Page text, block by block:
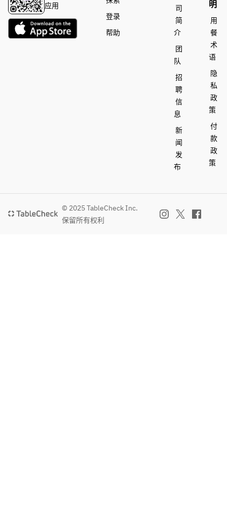
应用
登录
帮助
司
简
介
团
队
招
聘
信
息
新
闻
发
布
明
用
餐
术
语
隐
私
政
策
付
款
政
策
© 2025 TableCheck Inc.
保留所有权利